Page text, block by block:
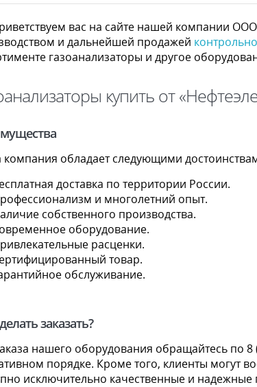
вас на сайте нашей компании
и дальнейшей продажей
газоанализаторы и другое
купить от
обладает следующими
доставка по территории России.
и многолетний опыт.
собственного производства.
оборудование.
расценки.
товар.
обслуживание.
заказать?
нашего оборудования обращайтесь по
порядке. Кроме того, клиенты могут
исключительно качественные и